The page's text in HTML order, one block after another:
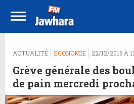
ACTUALITÉ ECONOMIE 22/12/2016 À
Grève générale des
de pain mercredi